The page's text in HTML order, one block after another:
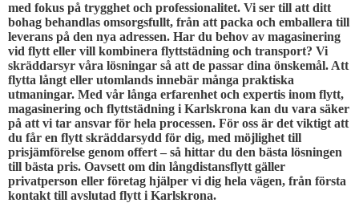
med fokus på trygghet och professionalitet. Vi ser till att ditt
bohag behandlas omsorgsfullt, från att packa och emballera till
leverans på den nya adressen. Har du behov av magasinering
vid flytt eller vill kombinera flyttstädning och transport? Vi
skräddarsyr våra lösningar så att de passar dina önskemål. Att
flytta långt eller utomlands innebär många praktiska
utmaningar. Med vår långa erfarenhet och expertis inom flytt,
magasinering och flyttstädning i Karlskrona kan du vara säker
på att vi tar ansvar för hela processen. För oss är det viktigt att
du får en flytt skräddarsydd för dig, med möjlighet till
prisjämförelse genom offert – så hittar du den bästa lösningen
till bästa pris. Oavsett om din långdistansflytt gäller
privatperson eller företag hjälper vi dig hela vägen, från första
kontakt till avslutad flytt i Karlskrona.